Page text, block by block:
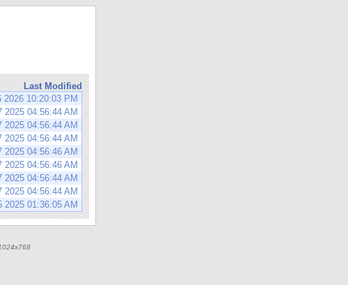
Last Modified
2026 10:20:03 PM
2025 04:56:44 AM
2025 04:56:44 AM
2025 04:56:44 AM
2025 04:56:46 AM
2025 04:56:46 AM
2025 04:56:44 AM
2025 04:56:44 AM
2025 01:36:05 AM